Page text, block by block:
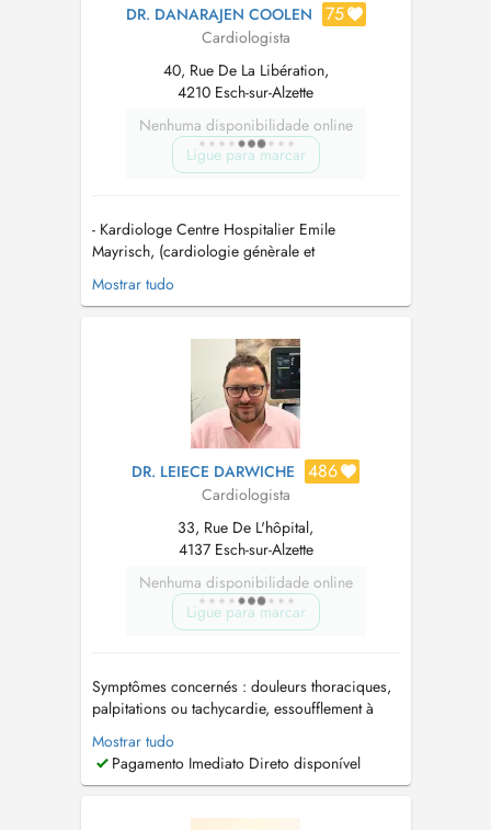
DR. DANARAJEN COOLEN 75
Cardiologista
40, Rue De La Libération,
4210 Esch-sur-Alzette
Nenhuma disponibilidade online
Ligue para marcar
- Kardiologe Centre Hospitalier Emile
Mayrisch, (cardiologie génèrale et
interventionnelle) - Facharzt für Innere Medizin
und Kardiologie, Ärztekammer Westfalen-Lippe
Mostrar tudo
DR. LEIECE DARWICHE 486
Cardiologista
33, Rue De L'hôpital,
4137 Esch-sur-Alzette
Nenhuma disponibilidade online
Ligue para marcar
Symptômes concernés : douleurs thoraciques,
palpitations ou tachycardie, essoufflement à
l'effort ou au repos, hypertension artérielle,
péricardite, insuffisance cardiaque, jambes
gonflées ou douloureuses. Examens pratiqués:
Echographie des carotides (troncs supra-ao...
Mostrar tudo
Pagamento Imediato Direto disponível